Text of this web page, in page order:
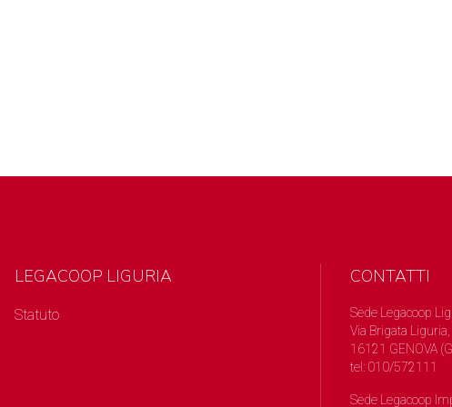
LEGACOOP LIGURIA
Statuto
CONTATTI
Sede Legacoop
Via Brigata Liguria,
16121 GENOVA
tel: 010/572111
Sede Legacoop